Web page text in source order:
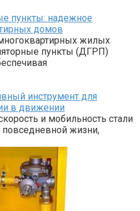
пункты: надежное
домов
жилых
пункты (ДГРП)
инструмент для
в движении
и мобильность стали
жизни,